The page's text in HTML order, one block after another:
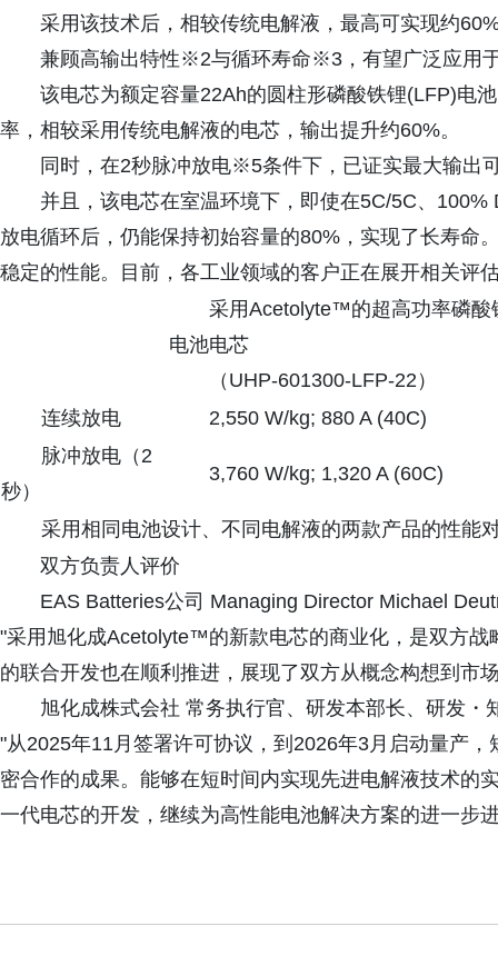
采用该技术后，相较传统电解液，最高可实现约
兼顾高输出特性※2与循环寿命※3，有望广泛应用
该电芯为额定容量22Ah的圆柱形磷酸铁锂(LFP)电
率，相较采用传统电解液的电芯，输出提升约60%。
同时，在2秒脉冲放电※5条件下，已证实最大输出
并且，该电芯在室温环境下，即使在5C/5C、
放电循环后，仍能保持初始容量的80%，实现了长寿命
稳定的性能。目前，各工业领域的客户正在展开相关评
采用Acetolyte™的超高功率磷酸
电池电芯
（UHP-601300-LFP-22）
连续放电
2,550 W/kg; 880 A (40C)
脉冲放电（2
秒）
3,760 W/kg; 1,320 A (60C)
采用相同电池设计、不同电解液的两款产品的性能
双方负责人评价
EAS Batteries公司 Managing Director Michael
"采用旭化成Acetolyte™的新款电芯的商业化，是双方
的联合开发也在顺利推进，展现了双方从概念构想到市
旭化成株式会社 常务执行官、研发本部长、研发・
"从2025年11月签署许可协议，到2026年3月启动量产
密合作的成果。能够在短时间内实现先进电解液技术的
一代电芯的开发，继续为高性能电池解决方案的进一步